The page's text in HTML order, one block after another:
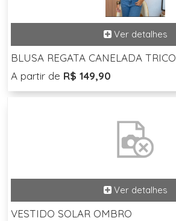
BLUSA REGATA CANELADA TRICO
A partir de R$ 149,90
VESTIDO SOLAR OMBRO